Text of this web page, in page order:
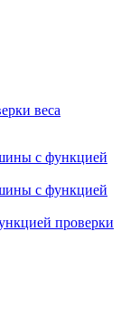
веса
с функцией
с функцией
проверки